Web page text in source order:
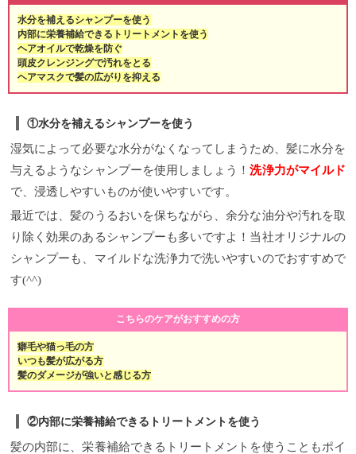
水分を補えるシャンプーを使う
内部に栄養補給できるトリートメントを使う
ヘアオイルで乾燥を防ぐ
頭皮クレンジングで汚れをとる
ヘアマスクで髪の広がりを抑える
①水分を補えるシャンプーを使う
湿気によって必要な水分がなくなってしまうため、髪に水分を
与えるようなシャンプーを使用しましょう！洗浄力がマイルド
で、浸透しやすいものが使いやすいです。
最近では、髪のうるおいを保ちながら、余分な油分や汚れを取
り除く効果のあるシャンプーも多いですよ！当社オリジナルの
シャンプーも、マイルドな洗浄力で洗いやすいのでおすすめで
す(^^)
こちらのケアがおすすめの方
癖毛や猫っ毛の方
いつも髪が広がる方
髪のダメージが強いと感じる方
②内部に栄養補給できるトリートメントを使う
髪の内部に、栄養補給できるトリートメントを使うこともポイ